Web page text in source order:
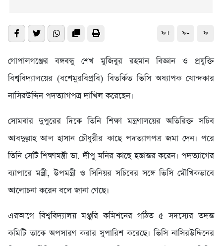
ফ+ ফ- ফ
গোপালগঞ্জের বঙ্গবন্ধু শেখ মুজিবুর রহমান বিজ্ঞান ও প্রযুক্তি
বিশ্ববিদ্যালয়ের (বশেমুরবিপ্রবি) বিতর্কিত ভিসি অধ্যাপক খোন্দকার
নাসিরউদ্দিন পদত্যাগপত্র দাখিল করেছেন।
সোমবার দুপুরের দিকে তিনি শিক্ষা মন্ত্রণালয়ের অতিরিক্ত সচিব
আবদুল্লাহ আল হাসান চৌধুরীর কাছে পদত্যাগপত্র জমা দেন। পরে
তিনি সেটি শিক্ষামন্ত্রী ডা. দীপু মনির কাছে হস্তান্তর করেন। পদত্যাগের
ব্যাপারে মন্ত্রী, উপমন্ত্রী ও সিনিয়র সচিবের সঙ্গে ভিসি মৌখিকভাবে
আলোচনা করেন বলে জানা গেছে।
এরআগে বিশ্ববিদ্যালয় মঞ্জুরি কমিশনের গঠিত ৫ সদস্যের তদন্ত
কমিটি তাকে অপসারণ করার সুপারিশ করেছে। ভিসি নাসিরউদ্দিনের